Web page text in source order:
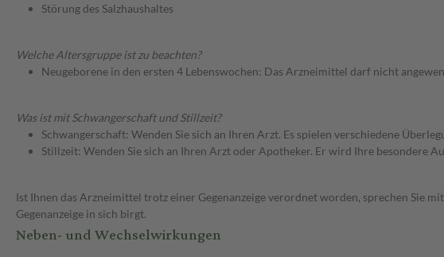
Störung des Salzhaushaltes
Welche Altersgruppe ist zu beachten?
Neugeborene in den ersten 4 Lebenswochen: Das Arzneimittel darf nicht
Was ist mit Schwangerschaft und Stillzeit?
Schwangerschaft: Wenden Sie sich an Ihren Arzt. Es spielen verschiedene
Stillzeit: Wenden Sie sich an Ihren Arzt oder Apotheker. Er wird Ihre besondere
Ist Ihnen das Arzneimittel trotz einer Gegenanzeige verordnet worden, sprechen Sie
Gegenanzeige in sich birgt.
Neben- und Wechselwirkungen